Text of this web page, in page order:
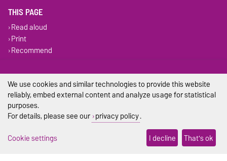
THIS PAGE
Read aloud
Print
Recommend
Legal Notes
Privacy Policy
Accessibility
We use cookies and similar technologies to provide this website
reliably, embed external content and analyze usage for statistical
purposes.
For details, please see our privacy policy.
Cookie settings
I decline That's ok